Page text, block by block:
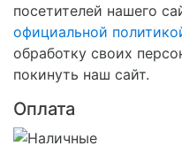
посетителей нашего
официальной
обработку своих
покинуть наш сайт.
Оплата